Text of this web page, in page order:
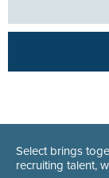
Select brings
recruiting talent,